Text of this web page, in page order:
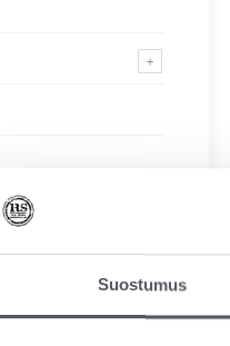
Suostumus